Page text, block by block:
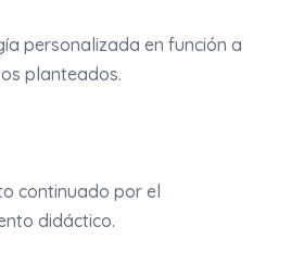
personalizada en función a
planteados.
continuado por el
didáctico.